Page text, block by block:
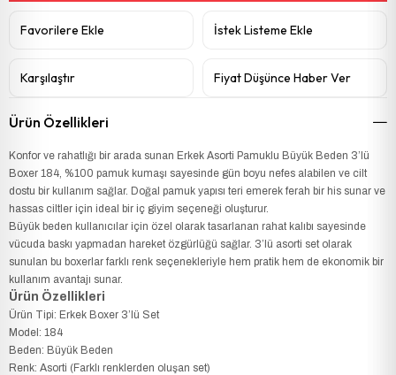
Favorilere Ekle İstek Listeme Ekle
Karşılaştır Fiyat Düşünce Haber Ver
Ürün Özellikleri
Konfor ve rahatlığı bir arada sunan Erkek Asorti Pamuklu Büyük Beden 3’lü
Boxer 184, %100 pamuk kumaşı sayesinde gün boyu nefes alabilen ve cilt
dostu bir kullanım sağlar. Doğal pamuk yapısı teri emerek ferah bir his sunar ve
hassas ciltler için ideal bir iç giyim seçeneği oluşturur.
Büyük beden kullanıcılar için özel olarak tasarlanan rahat kalıbı sayesinde
vücuda baskı yapmadan hareket özgürlüğü sağlar. 3’lü asorti set olarak
sunulan bu boxerlar farklı renk seçenekleriyle hem pratik hem de ekonomik bir
kullanım avantajı sunar.
Ürün Özellikleri
Ürün Tipi: Erkek Boxer 3’lü Set
Model: 184
Beden: Büyük Beden
Renk: Asorti (Farklı renklerden oluşan set)